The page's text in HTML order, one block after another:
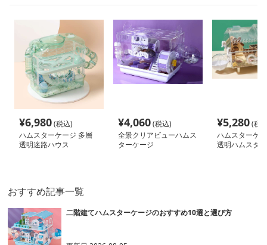
¥6,980(税込)
ハムスターケージ 多層
透明迷路ハウス
¥4,060(税込)
全景クリアビューハムス
ターケージ
¥5,280(税
ハムスターケ
透明ハムスタ
おすすめ記事一覧
二階建てハムスターケージのおすすめ10選と選び方